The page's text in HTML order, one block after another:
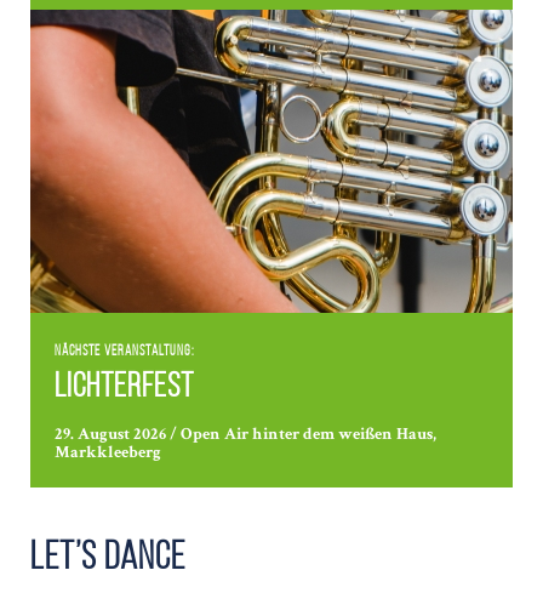
Nächste Veranstaltung:
Lichterfest
29. August 2026 / Open Air hinter dem weißen Haus,
Markkleeberg
Let’s Dance